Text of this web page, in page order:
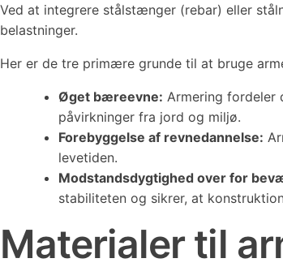
Ved at integrere stålstænger (rebar) eller
belastninger.
Her er de tre primære grunde til at bruge
Øget bæreevne: Armering fordeler
påvirkninger fra jord og miljø.
Forebyggelse af revnedannelse:
levetiden.
Modstandsdygtighed over for
stabiliteten og sikrer, at
Materialer til